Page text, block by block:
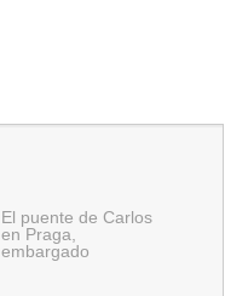
El puente de Carlos
en Praga,
embargado